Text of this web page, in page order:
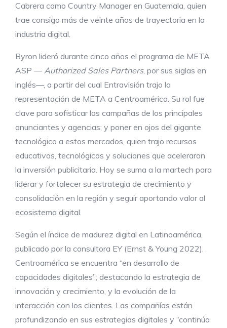
Cabrera como Country Manager en Guatemala, quien
trae consigo más de veinte años de trayectoria en la
industria digital.
Byron lideró durante cinco años el programa de META
ASP — Authorized Sales Partners, por sus siglas en
inglés—, a partir del cual Entravisión trajo la
representación de META a Centroamérica. Su rol fue
clave para sofisticar las campañas de los principales
anunciantes y agencias; y poner en ojos del gigante
tecnológico a estos mercados, quien trajo recursos
educativos, tecnológicos y soluciones que aceleraron
la inversión publicitaria. Hoy se suma a la martech para
liderar y fortalecer su estrategia de crecimiento y
consolidación en la región y seguir aportando valor al
ecosistema digital.
Según el índice de madurez digital en Latinoamérica,
publicado por la consultora EY (Ernst & Young 2022),
Centroamérica se encuentra “en desarrollo de
capacidades digitales”; destacando la estrategia de
innovación y crecimiento, y la evolución de la
interacción con los clientes. Las compañías están
profundizando en sus estrategias digitales y “continúa